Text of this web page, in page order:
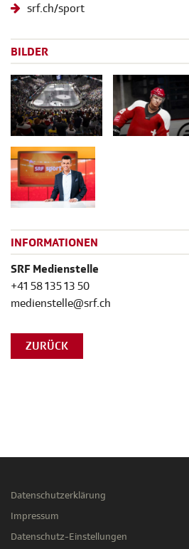
srf.ch/sport
BILDER
INFORMATIONEN
SRF Medienstelle
+41 58 135 13 50
medienstelle@srf.ch
ZURÜCK
Datenschutzerklärung
Impressum
Datenschutz-Einstellungen